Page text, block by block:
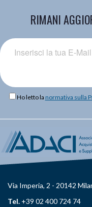
RIMANI
Ho letto la normativa sulla
Via Imperia, 2 - 20142
Tel. +39 02 400 724 74